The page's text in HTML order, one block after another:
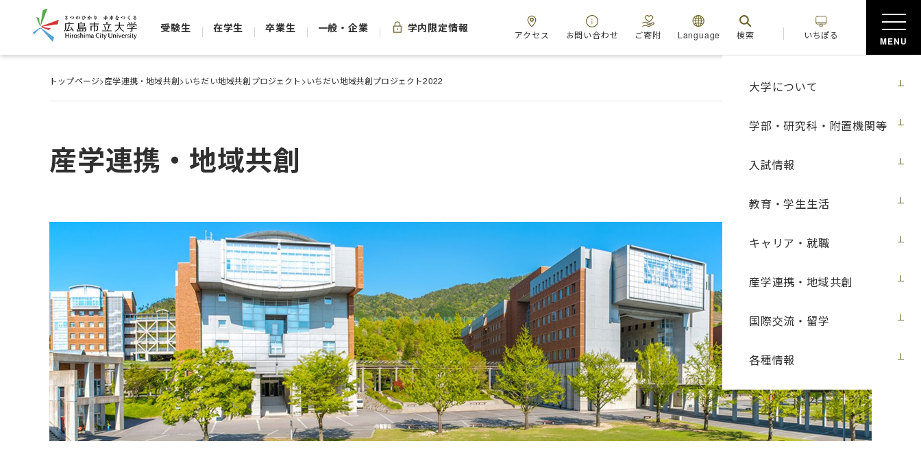
大学について
学部・研究科・附置機関等
入試情報
教育・学生生活
キャリア・就職
産学連携・地域共創
国際交流・留学
各種情報
受験生 在学生 卒業生 一般・企業 学内限定情報
アクセス お問い合わせ ご寄附 Language 検索 いちぽる
MENU
トップページ>産学連携・地域共創>いちだい地域共創プロジェクト >いちだい地域共創プロジェクト2022
産学連携・地域共創